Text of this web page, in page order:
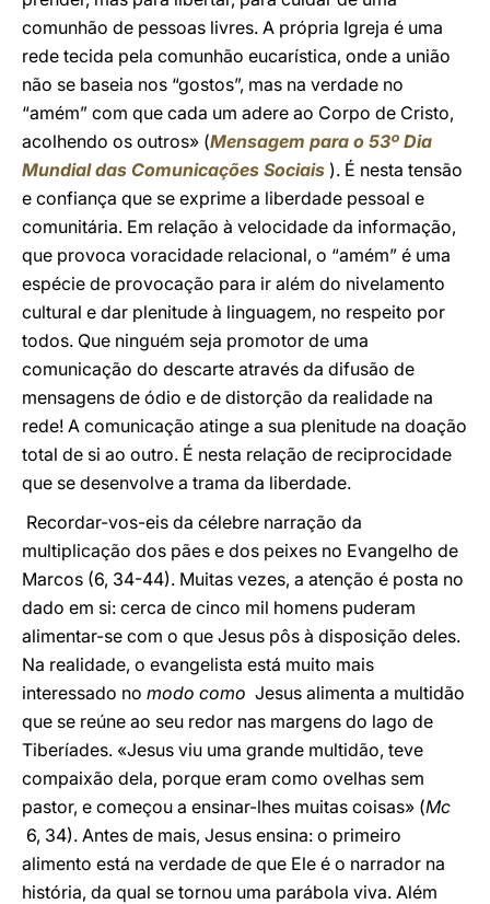
comunhão de pessoas livres. A própria Igreja é uma
rede tecida pela comunhão eucarística, onde a união
não se baseia nos “gostos”, mas na verdade no
“amém” com que cada um adere ao Corpo de Cristo,
acolhendo os outros» (Mensagem para o 53º Dia
Mundial das Comunicações Sociais ). É nesta tensão
e confiança que se exprime a liberdade pessoal e
comunitária. Em relação à velocidade da informação,
que provoca voracidade relacional, o “amém” é uma
espécie de provocação para ir além do nivelamento
cultural e dar plenitude à linguagem, no respeito por
todos. Que ninguém seja promotor de uma
comunicação do descarte através da difusão de
mensagens de ódio e de distorção da realidade na
rede! A comunicação atinge a sua plenitude na doação
total de si ao outro. É nesta relação de reciprocidade
que se desenvolve a trama da liberdade.
Recordar-vos-eis da célebre narração da
multiplicação dos pães e dos peixes no Evangelho de
Marcos (6, 34-44). Muitas vezes, a atenção é posta no
dado em si: cerca de cinco mil homens puderam
alimentar-se com o que Jesus pôs à disposição deles.
Na realidade, o evangelista está muito mais
interessado no modo como Jesus alimenta a multidão
que se reúne ao seu redor nas margens do lago de
Tiberíades. «Jesus viu uma grande multidão, teve
compaixão dela, porque eram como ovelhas sem
pastor, e começou a ensinar-lhes muitas coisas» (Mc
6, 34). Antes de mais, Jesus ensina: o primeiro
alimento está na verdade de que Ele é o narrador na
história, da qual se tornou uma parábola viva. Além